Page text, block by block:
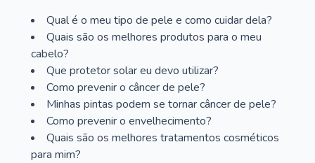
Qual é o meu tipo de pele e como cuidar dela?
Quais são os melhores produtos para o meu
cabelo?
Que protetor solar eu devo utilizar?
Como prevenir o câncer de pele?
Minhas pintas podem se tornar câncer de pele?
Como prevenir o envelhecimento?
Quais são os melhores tratamentos cosméticos
para mim?